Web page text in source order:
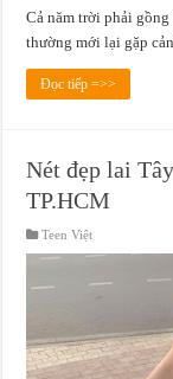
Cả năm trời phải
thường mới lại gặp
Đọc tiếp =>>
Nét đẹp lai
TP.HCM
Teen Việt